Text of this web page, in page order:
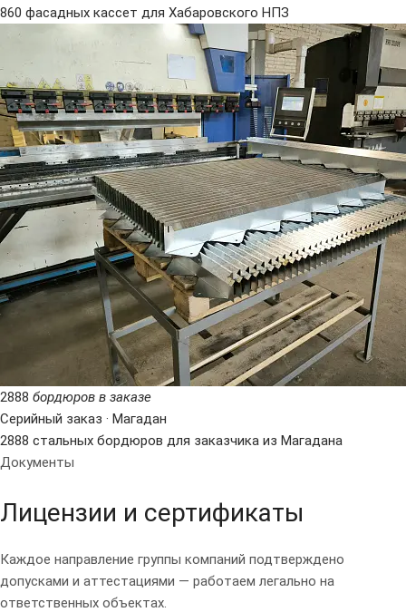
860 фасадных кассет для Хабаровского НПЗ
2888 бордюров в заказе
Серийный заказ · Магадан
2888 стальных бордюров для заказчика из Магадана
Документы
Лицензии и сертификаты
Каждое направление группы компаний подтверждено
допусками и аттестациями — работаем легально на
ответственных объектах.